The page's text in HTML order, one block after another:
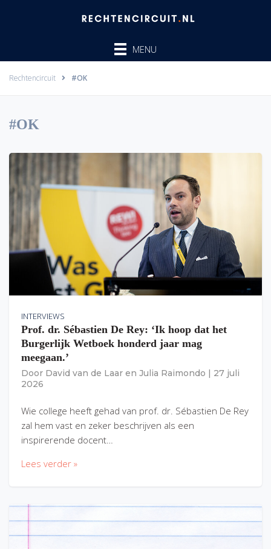
MENU
Rechtencircuit #OK
#OK
INTERVIEWS
Prof. dr. Sébastien De Rey: ‘Ik hoop dat het
Burgerlijk Wetboek honderd jaar mag
meegaan.’
Door David van de Laar en Julia Raimondo
27 juli
2026
Wie college heeft gehad van prof. dr. Sébastien De Rey
zal hem vast en zeker beschrijven als een
inspirerende docent…
Lees verder »